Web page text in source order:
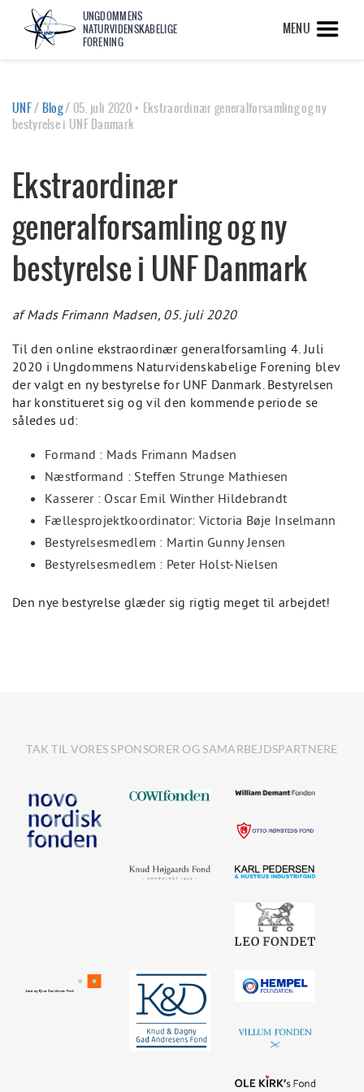
UNGDOMMENS
NATURVIDENSKABELIGE
FORENING
MENU
UNF/Blog/05. juli 2020 • Ekstraordinær generalforsamling og ny
bestyrelse i UNF Danmark
Ekstraordinær
generalforsamling og ny
bestyrelse i UNF Danmark
af Mads Frimann Madsen, 05. juli 2020
Til den online ekstraordinær generalforsamling 4. Juli
2020 i Ungdommens Naturvidenskabelige Forening blev
der valgt en ny bestyrelse for UNF Danmark. Bestyrelsen
har konstitueret sig og vil den kommende periode se
således ud:
Formand : Mads Frimann Madsen
Næstformand : Steffen Strunge Mathiesen
Kasserer : Oscar Emil Winther Hildebrandt
Fællesprojektkoordinator: Victoria Bøje Inselmann
Bestyrelsesmedlem : Martin Gunny Jensen
Bestyrelsesmedlem : Peter Holst-Nielsen
Den nye bestyrelse glæder sig rigtig meget til arbejdet!
TAK TIL VORES SPONSORER OG SAMARBEJDSPARTNERE